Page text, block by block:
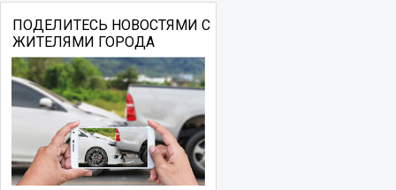
ПОДЕЛИТЕСЬ НОВОСТЯМИ С
ЖИТЕЛЯМИ ГОРОДА